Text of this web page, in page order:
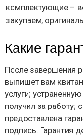
комплектующие –
закупаем,
Какие
После завершения
выпишет вам
услуги;
получил за работу;
предоставлена
подпись. Гарантия